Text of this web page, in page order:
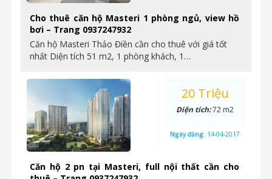
Cho thuê căn hộ Masteri 1 phòng ngủ, view hồ
bơi – Trang 0937247932
Căn hộ Masteri Thảo Điền cần cho thuê với giá tốt
nhất Diện tích 51 m2, 1 phòng khách, 1…
Căn hộ 2 pn tại Masteri, full nội thất cần cho
20 Triệu
Diện tích:72 m2
Ngày đăng: 14-04-2017